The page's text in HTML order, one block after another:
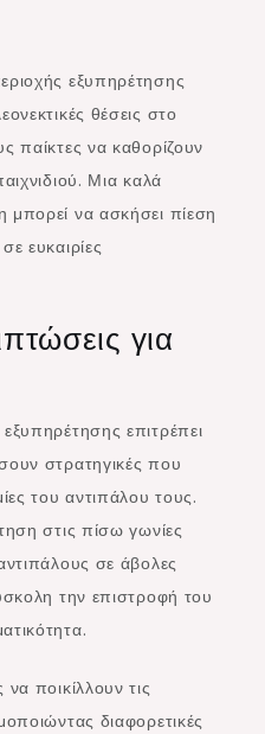
εξυπηρέτησης
θέσεις στο
παίκτες να καθορίζουν
Μια καλά
να ασκήσει πίεση
ευκαιρίες
για
επιτρέπει
στρατηγικές που
του αντιπάλου τους.
στις πίσω γωνίες
σε άβολες
την επιστροφή του
ποικίλλουν τις
διαφορετικές